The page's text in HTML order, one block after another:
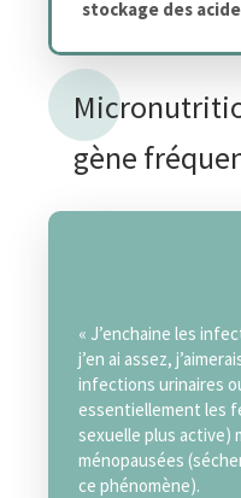
stockage des
gène
« J’enchaine les
j’en ai assez,
infections urinaires
essentiellement les
sexuelle plus active)
ménopausées
ce phénomène).